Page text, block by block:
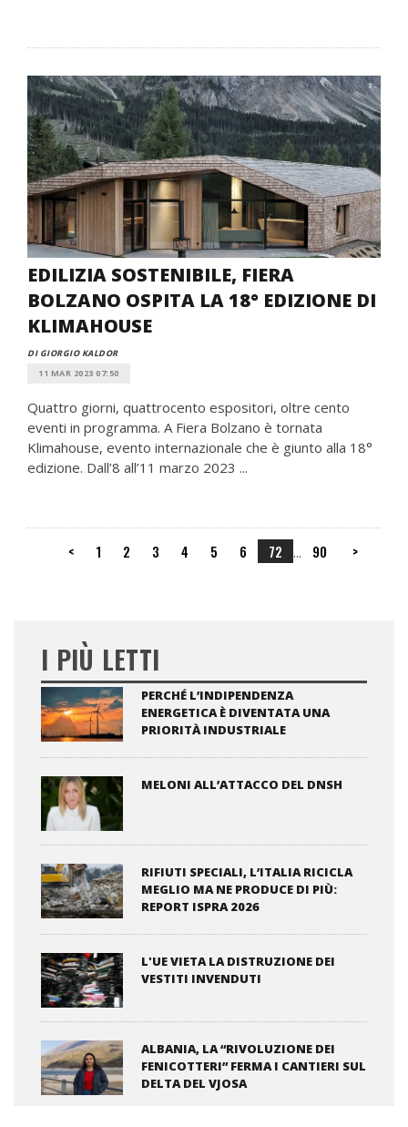
EDILIZIA SOSTENIBILE, FIERA
BOLZANO OSPITA LA 18° EDIZIONE DI
KLIMAHOUSE
DI GIORGIO KALDOR
11 MAR 2023 07:50
Quattro giorni, quattrocento espositori, oltre cento
eventi in programma. A Fiera Bolzano è tornata
Klimahouse, evento internazionale che è giunto alla 18°
edizione. Dall’8 all’11 marzo 2023 ...
< 1 2 3 4 5 6 72 ... 90 >
I PIÙ LETTI
PERCHÉ L’INDIPENDENZA
ENERGETICA È DIVENTATA UNA
PRIORITÀ INDUSTRIALE
MELONI ALL’ATTACCO DEL DNSH
RIFIUTI SPECIALI, L’ITALIA RICICLA
MEGLIO MA NE PRODUCE DI PIÙ:
REPORT ISPRA 2026
L'UE VIETA LA DISTRUZIONE DEI
VESTITI INVENDUTI
ALBANIA, LA “RIVOLUZIONE DEI
FENICOTTERI” FERMA I CANTIERI SUL
DELTA DEL VJOSA